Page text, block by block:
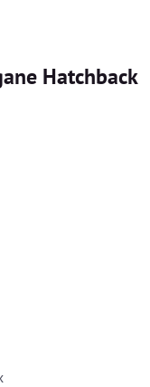
Hatchback